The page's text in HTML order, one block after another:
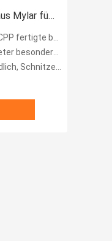
Mylar für
besonders an
angefertigt
Geruch, gute Heißsiegel-Dichtung, BPA